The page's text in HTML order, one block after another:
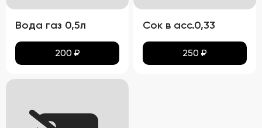
Вода газ 0,5л
200 ₽
Сок в асс.0,33
250 ₽